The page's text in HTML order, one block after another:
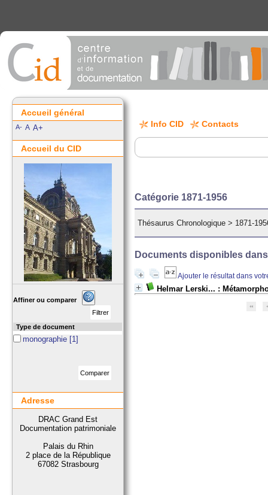
Info CID Contacts
Catégorie 1871-1956
Thésaurus Chronologique > 1871-
Documents disponibles
Ajouter le résultat dans
Helmar Lerski... :
Accueil général
A- A A+
Accueil du CID
Affiner ou comparer
Type de document
monographie [1]
Adresse
DRAC Grand Est
Documentation patrimoniale
Palais du Rhin
2 place de la République
67082 Strasbourg